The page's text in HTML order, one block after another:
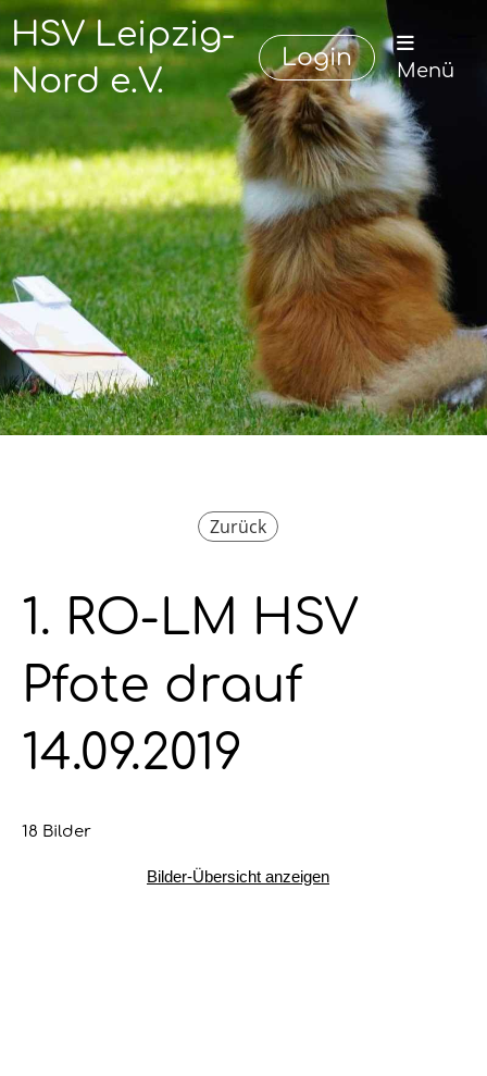
HSV Leipzig-
Nord e.V.
Login Menü
Zurück
1. RO-LM HSV
Pfote drauf
14.09.2019
18 Bilder
Bilder-Übersicht anzeigen